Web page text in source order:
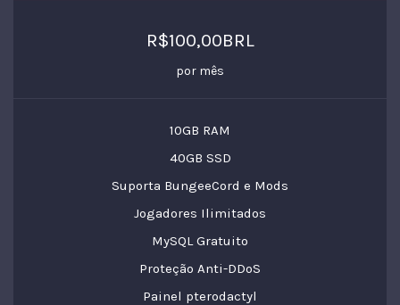
R$100,00BRL
por mês
10GB RAM
40GB SSD
Suporta BungeeCord e Mods
Jogadores Ilimitados
MySQL Gratuito
Proteção Anti-DDoS
Painel pterodactyl